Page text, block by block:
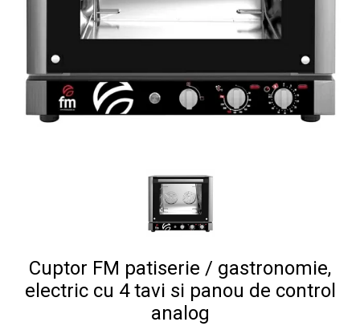
Cuptor FM patiserie / gastronomie,
electric cu 4 tavi si panou de control
analog